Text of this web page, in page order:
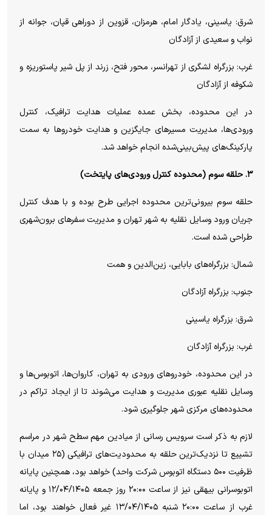
شرق: یاسینی، یادگار امام، هرمزان، قزوین از دوراهی قپان، جوانه از
نواب و سعیدی از آزادگان
غرب: بزرگراه لشگری از تهرانسر، محور فتح، زرند از پل شیر پاستوریزه و
شکوفه از آزادگان
در این محدوده، بخش عمده عملیات هدایت ترافیک، کنترل
ورودی‌ها، مدیریت مسیر‌های جایگزین و هدایت خودرو‌ها به سمت
پارکینگ‌های پیش‌بینی‌شده انجام خواهد شد.
۳. حلقه سوم (محدوده کنترل ورودی‌های پایتخت)
حلقه سوم بیرونی‌ترین محدوده اجرایی طرح بوده و با هدف کنترل
جریان ورود وسایل نقلیه به شهر تهران و مدیریت سفر‌های برون‌شهری
طراحی شده است.
شمال: بزرگراه‌های بابایی، زین‌الدین و همت
جنوب: بزرگراه آزادگان
شرق: بزرگراه یاسینی
غرب: بزرگراه آزادگان
در این محدوده، خودرو‌های ورودی به تهران، کاروان‌ها، اتوبوس‌ها و
وسایل نقلیه عبوری مدیریت و هدایت می‌شوند تا از ایجاد تراکم در
محدوده‌های مرکزی شهر جلوگیری شود.
لازم به ذکر است سرویس رسانی از میادین مهم سطح شهر در مراسم
تشییع تا نزدیک‌ترین حلقه به محدودیت‌های ترافیکی (۲۵ میدان با
ظرفیت ۵۰۰ دستگاه اتوبوس شرکت واحد) خواهد بود، همچنین پایانه
اتوبوسرانی بیهقی نیز از ساعت ۲۰:۰۰ روز جمعه ۱۲/۰۴/۱۴۰۵ و پایانه
غرب از ساعت ۲۰:۰۰ شنبه ۱۳/۰۴/۱۴۰۵ غیر فعال خواهند بود، اما